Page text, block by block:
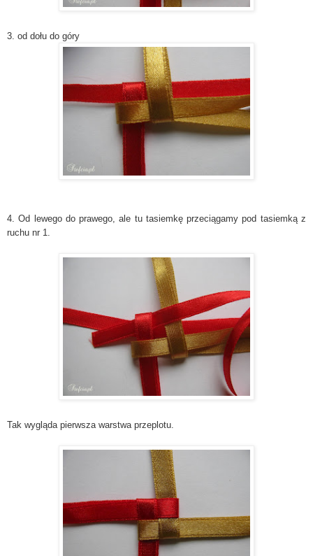
3. od dołu do góry
4. Od lewego do prawego, ale tu tasiemkę przeciągamy pod tasiemką z
ruchu nr 1.
Tak wygląda pierwsza warstwa przeplotu.